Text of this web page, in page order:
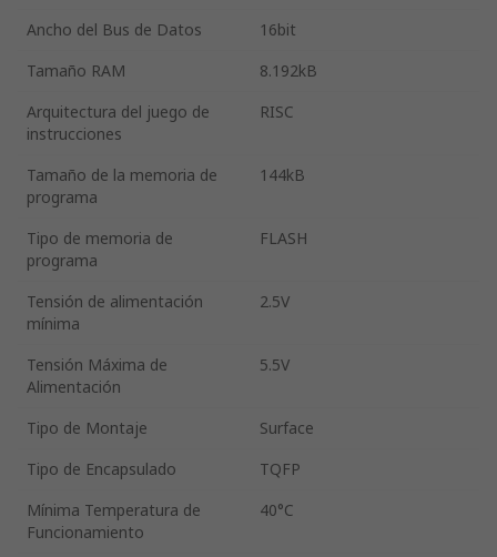
Ancho del Bus de Datos
16bit
Tamaño RAM
8.192kB
Arquitectura del juego de
instrucciones
RISC
Tamaño de la memoria de
programa
144kB
Tipo de memoria de
programa
FLASH
Tensión de alimentación
mínima
2.5V
Tensión Máxima de
Alimentación
5.5V
Tipo de Montaje
Surface
Tipo de Encapsulado
TQFP
Mínima Temperatura de
Funcionamiento
40°C